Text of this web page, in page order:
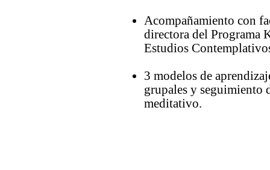
Acompañamiento con
directora del Programa
Estudios
3 modelos de
grupales y seguimiento
meditativo.